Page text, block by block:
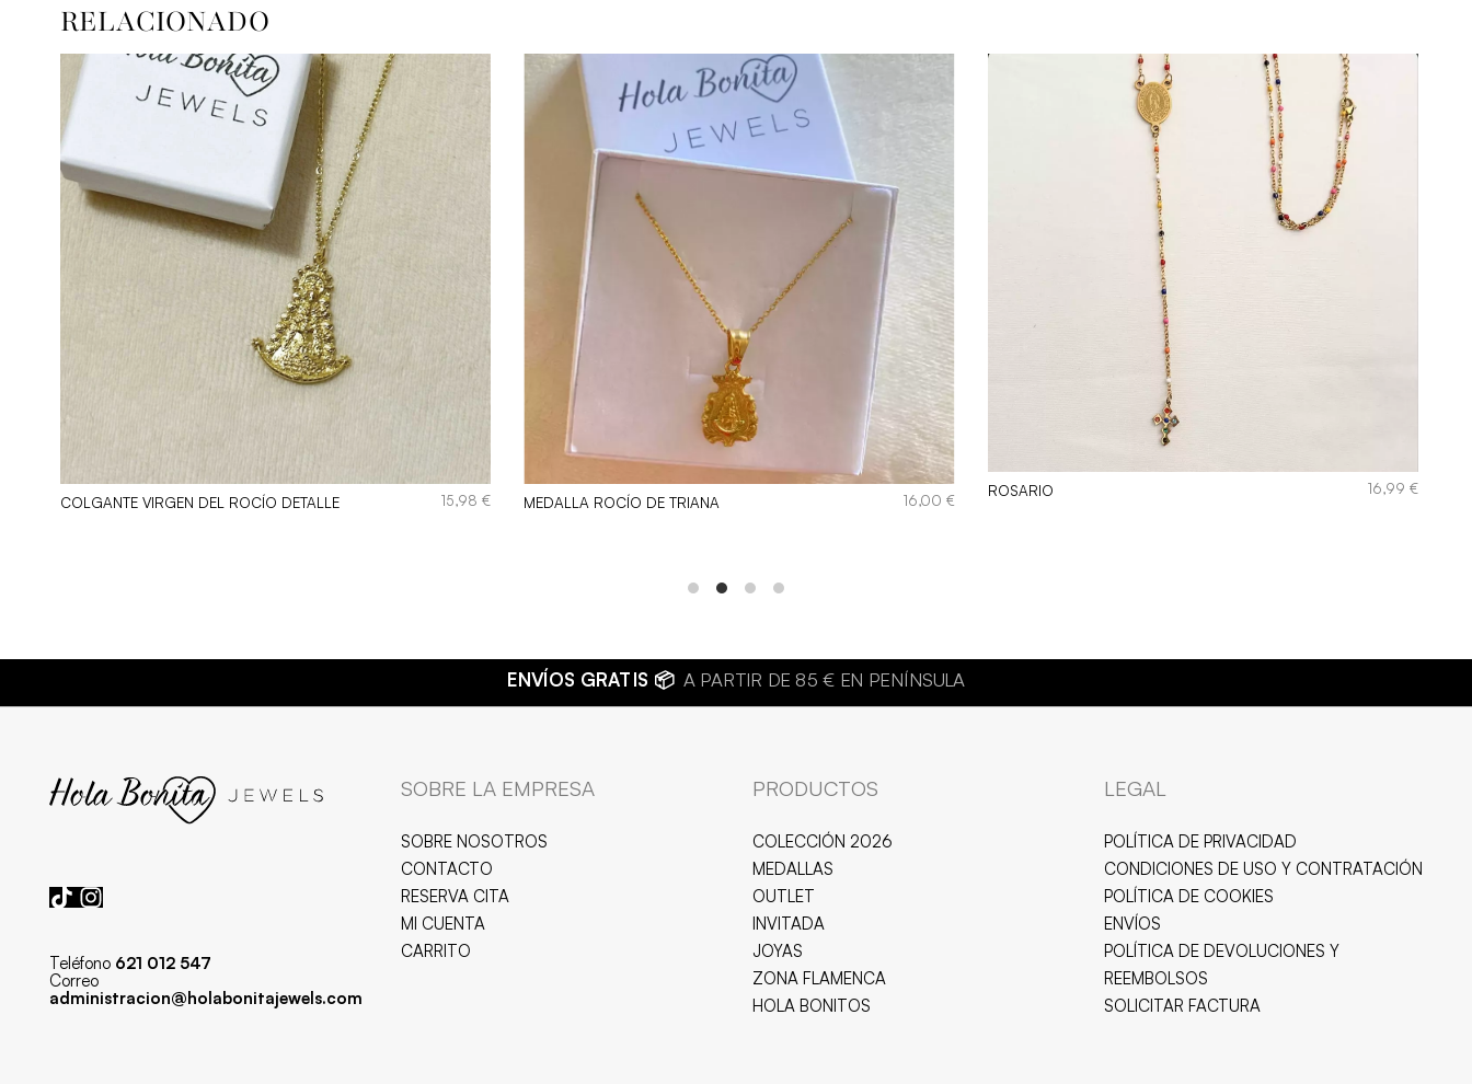
RELACIONADO
COLGANTE VIRGEN DEL ROCÍO DETALLE 15,98€ MEDALLA ROCÍO DE TRIANA 16,00 €
ROSARIO 16,99€
A PARTIR DE 85 € EN PENÍNSULA
Teléfono 621 012 547
Correo
administracion@holabonitajewels.com
SOBRE LA EMPRESA
SOBRE NOSOTROS
CONTACTO
RESERVA CITA
MI CUENTA
CARRITO
PRODUCTOS
COLECCIÓN 2026
MEDALLAS
OUTLET
INVITADA
JOYAS
ZONA FLAMENCA
HOLA BONITOS
LEGAL
POLÍTICA DE PRIVACIDAD
CONDICIONES DE USO Y CONTRATACIÓN
POLÍTICA DE COOKIES
ENVÍOS
POLÍTICA DE DEVOLUCIONES Y
REEMBOLSOS
SOLICITAR FACTURA